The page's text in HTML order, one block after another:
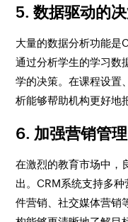
5. 数据驱动的
大量的数据分析功能是
通过分析学生的学习数
学的决策。在课程设置
析能够帮助机构更好地
6. 加强营销管理
在激烈的教育市场中，
出。CRM系统支持多
件营销、社交媒体营销